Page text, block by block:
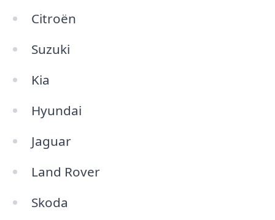
Citroën
Suzuki
Kia
Hyundai
Jaguar
Land Rover
Skoda